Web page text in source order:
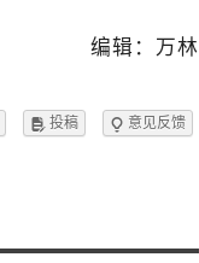
编辑：万林
 投稿  意见反馈